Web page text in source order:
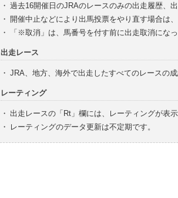
・ 過去16開催日のJRAのレースのみの出走履歴、
・ 開催中止などにより出馬投票をやり直す場合は
・
「※取消」は、馬番号を付す前に出走取消にな
出走レース
・ JRA、地方、海外で出走したすべてのレースの
レーティング
・ 出走レースの「Rt」欄には、レーティングが表
・
レーティングのデータ更新は不定期です。